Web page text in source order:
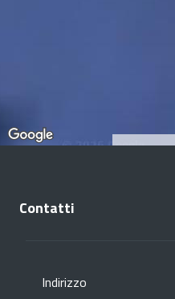
Contatti
Indirizzo